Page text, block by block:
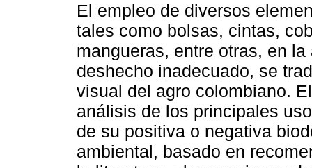
El empleo de diversos
tales como bolsas, cintas,
mangueras, entre otras, en
deshecho inadecuado, se
visual del agro colombiano.
análisis de los principales
de su positiva o negativa
ambiental, basado en